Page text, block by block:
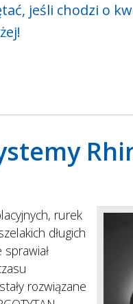
jeśli chodzi o
rurek
długich
rozwiązane